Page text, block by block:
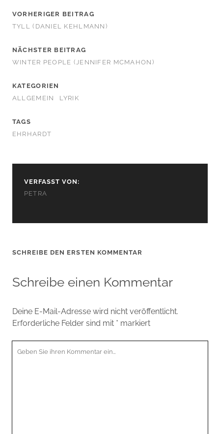
VORHERIGER BEITRAG
TYLL (DANIEL KEHLMANN)
NÄCHSTER BEITRAG
WINTER PEOPLE (JENNIFER MCMAHON)
KATEGORIEN
ALLGEMEIN
LYRIK
TAGS
EHRHARDT
VERFASST VON:
PETRA
SCHREIBE DEN ERSTEN KOMMENTAR
Schreibe einen Kommentar
Deine E-Mail-Adresse wird nicht veröffentlicht.
Erforderliche Felder sind mit * markiert